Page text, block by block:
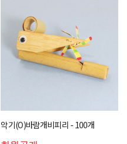
악기(O)바람개비피리 - 100개